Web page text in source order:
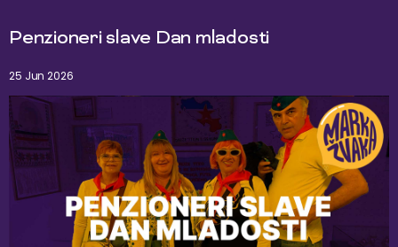
Penzioneri slave Dan mladosti
25 Jun 2026